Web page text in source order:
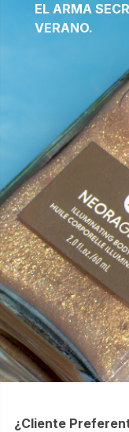
EL ARMA
VERANO.
¿Cliente